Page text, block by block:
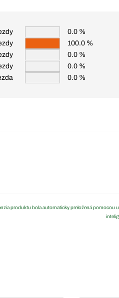
0.0 %
100.0 %
0.0 %
0.0 %
0.0 %
produktu bola automaticky preložená pomocou